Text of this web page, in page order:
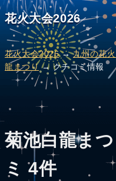
花火大会2026
花火大会2026→九州の花
龍まつり → クチコミ情報
菊池白龍ま
ミ 4件